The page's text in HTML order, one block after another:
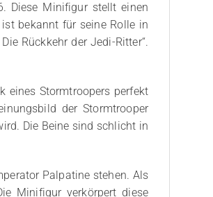
Diese Minifigur stellt einen
bekannt für seine Rolle in
Rückkehr der Jedi-Ritter“.
eines Stormtroopers perfekt
der Stormtrooper
Die Beine sind schlicht in
Palpatine stehen. Als
Minifigur verkörpert diese